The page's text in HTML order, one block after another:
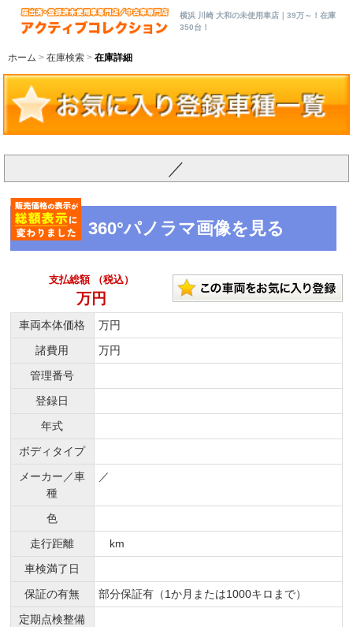
横浜 川崎 大和の未使用車店｜39万～！在庫
350台！
ホーム 在庫検索 在庫詳細
／
360°パノラマ画像を見る
支払総額 （税込）
万円
車両本体価格
万円
諸費用
万円
管理番号
登録日
年式
ボディタイプ
メーカー／車
種
／
色
走行距離
km
車検満了日
保証の有無
部分保証有（1か月または1000キロまで）
定期点検整備